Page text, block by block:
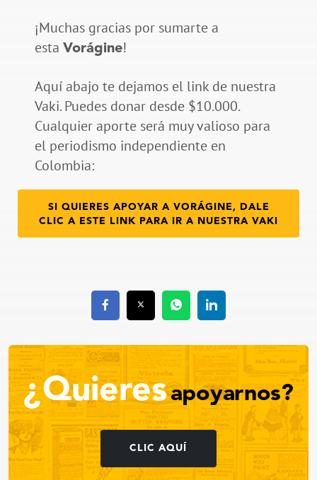
¡Muchas gracias por sumarte a
esta Vorágine!
Aquí abajo te dejamos el link de nuestra
Vaki. Puedes donar desde $10.000.
Cualquier aporte será muy valioso para
el periodismo independiente en
Colombia:
SI QUIERES APOYAR A VORÁGINE, DALE
CLIC A ESTE LINK PARA IR A NUESTRA VAKI
¿Quieresapoyarnos?
CLIC AQUÍ